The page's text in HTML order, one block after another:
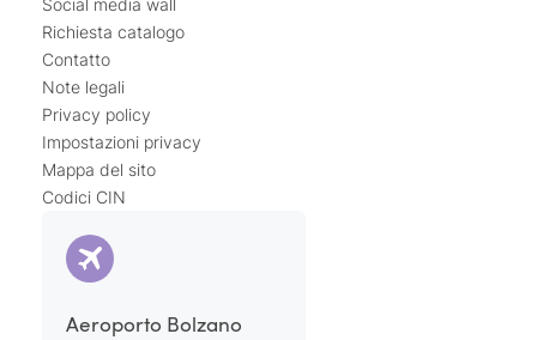
Richiesta catalogo
Contatto
Note legali
Privacy policy
Impostazioni privacy
Mappa del sito
Codici CIN
Aeroporto Bolzano